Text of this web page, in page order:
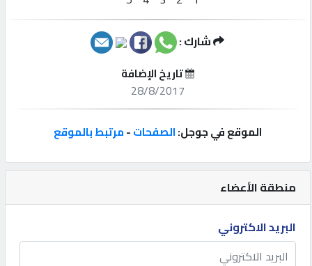
إعلانات
المنتدى
كيو
مزاد
منطقة الأعضاء
البريد الاكتروني
شارك :
تاريخ الإضافة
28/8/2017
الموقع في جوجل:الصفحات-مرتبط بالموقع